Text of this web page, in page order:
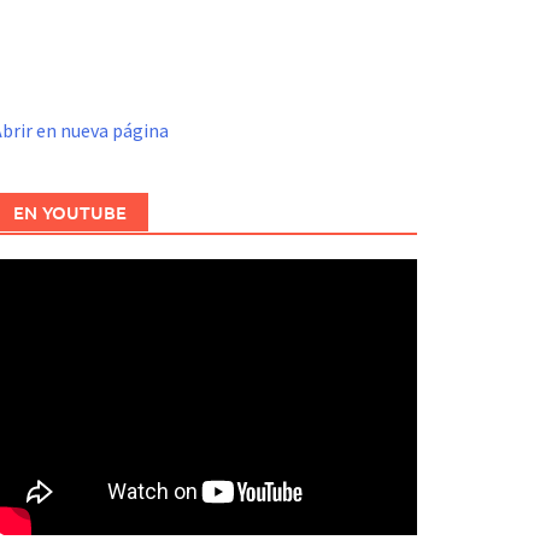
en nueva página
EN YOUTUBE